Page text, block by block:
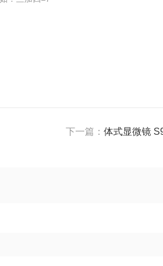
下一篇： 体式显微镜